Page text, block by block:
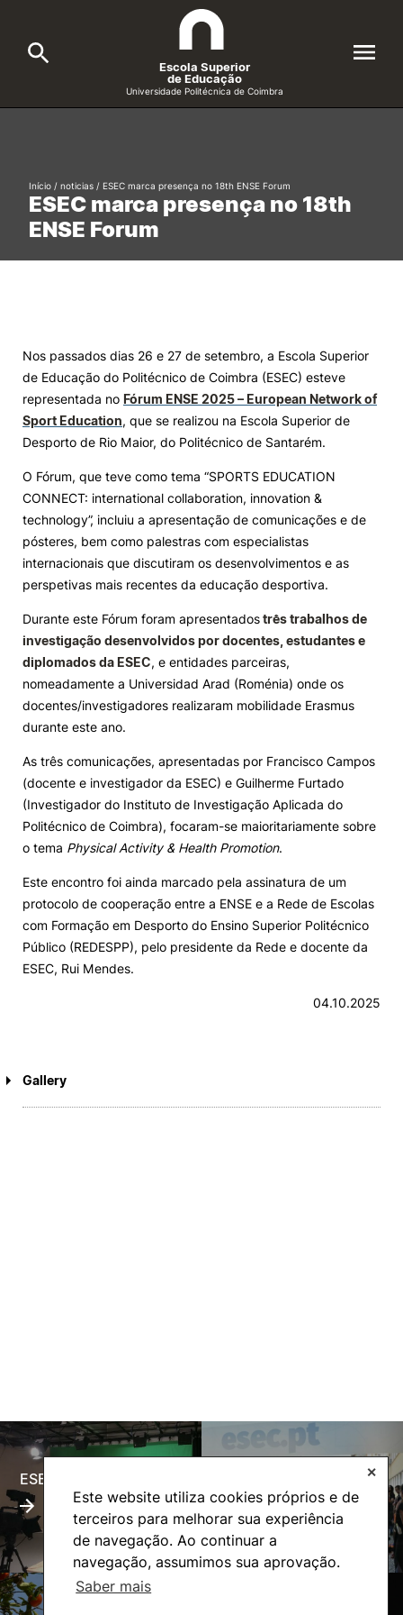
Este website utiliza cookies próprios e de
terceiros para melhorar sua experiência
de navegação. Ao continuar a
navegação, assumimos sua aprovação.
Saber mais
✕
Cursos
Candidatos
Alunos
Knowledge Factory
Candidaturas
©2026 Instituto Politécnico de Coimbra. Todos os direitos reservados.
Escola Superior
de Educação
Universidade Politécnica de Coimbra
Formative Offer General
ESEC marca presença no 18th
ENSE Forum
Início / noticias / ESEC marca presença no 18th ENSE Forum
Nos passados dias 26 e 27 de setembro, a Escola Superior
de Educação do Politécnico de Coimbra (ESEC) esteve
representada no Fórum ENSE 2025 – European Network of
Sport Education, que se realizou na Escola Superior de
Desporto de Rio Maior, do Politécnico de Santarém.
O Fórum, que teve como tema “SPORTS EDUCATION
CONNECT: international collaboration, innovation &
technology”, incluiu a apresentação de comunicações e de
pósteres, bem como palestras com especialistas
internacionais que discutiram os desenvolvimentos e as
perspetivas mais recentes da educação desportiva.
Durante este Fórum foram apresentadostrês trabalhos de
investigação desenvolvidos por docentes, estudantes e
diplomados da ESEC, e entidades parceiras,
nomeadamente a Universidad Arad (Roménia) onde os
docentes/investigadores realizaram mobilidade Erasmus
durante este ano.
As três comunicações, apresentadas por Francisco Campos
(docente e investigador da ESEC) e Guilherme Furtado
(Investigador do Instituto de Investigação Aplicada do
Politécnico de Coimbra), focaram-se maioritariamente sobre
o tema Physical Activity & Health Promotion.
Este encontro foi ainda marcado pela assinatura de um
protocolo de cooperação entre a ENSE e a Rede de Escolas
com Formação em Desporto do Ensino Superior Politécnico
Público (REDESPP), pelo presidente da Rede e docente da
ESEC, Rui Mendes.
04.10.2025
Gallery
ESECTV